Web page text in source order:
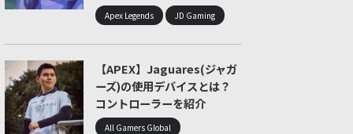
Apex Legends JD Gaming
【APEX】Jaguares(ジャガ
ーズ)の使用デバイスとは？
コントローラーを紹介
All Gamers Global